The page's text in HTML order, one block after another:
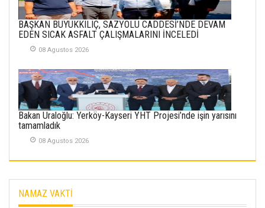
METİN ERTEM
YENİ HİCRİ YIL VE
SEMRA ŞAHİN
KENDİNE UYANMAK
30 Temmuz 2026
İlgi Alanlarımız ve Biz
BAŞKAN BÜYÜKKILIÇ, SAZYOLU CADDESİ’NDE DEVAM
EDEN SICAK ASFALT ÇALIŞMALARINI İNCELEDİ
08 Agustos 2026
Bakan Uraloğlu: Yerköy-Kayseri YHT Projesi’nde işin yarısını
tamamladık
08 Agustos 2026
NAMAZ VAKTİ